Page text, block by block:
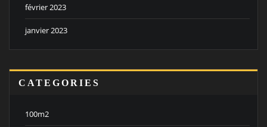
février 2023
janvier 2023
CATEGORIES
100m2